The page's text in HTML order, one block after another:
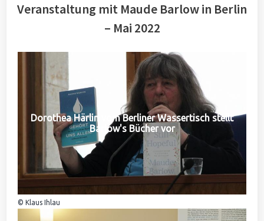
Veranstaltung mit Maude Barlow in Berlin
– Mai 2022
Dorothea Härlin vom Berliner Wassertisch stellt
Barlow's Bücher vor
© Klaus Ihlau